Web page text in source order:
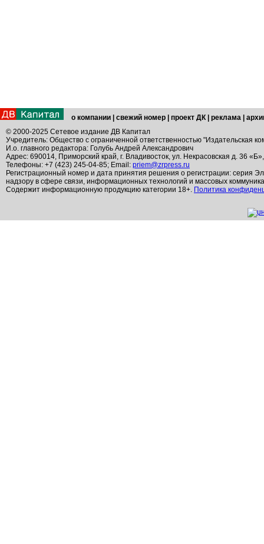
о компании свежий номер проект ДК реклама
© 2000-2025 Сетевое издание ДВ Капитал
Учредитель: Общество с ограниченной ответственностью "Издательская
И.о. главного редактора: Голубь Андрей Александрович
Адрес: 690014, Приморский край, г. Владивосток, ул. Некрасовская д. 36
Телефоны: +7 (423) 245-04-85; Email: priem@zrpress.ru
Регистрационный номер и дата принятия решения о регистрации: серия
надзору в сфере связи, информационных технологий и массовых
Содержит информационную продукцию категории 18+. Политика